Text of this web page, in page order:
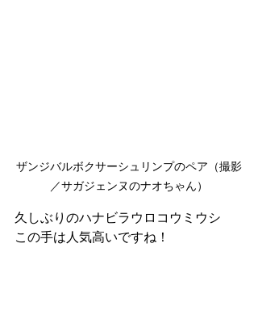
ザンジバルボクサーシュリンプのペア（撮影
／サガジェンヌのナオちゃん）
久しぶりのハナビラウロコウミウシ
この手は人気高いですね！